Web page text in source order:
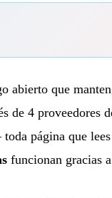
abierto que
de 4
página que
funcionan gracias